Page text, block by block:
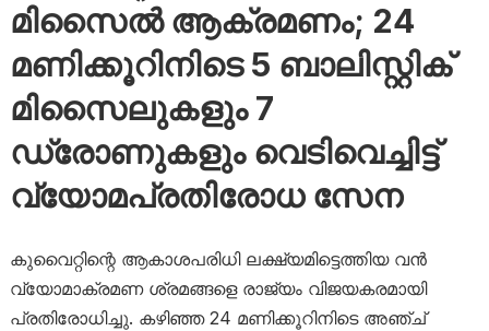
മിസൈൽ ആക്രമണം; 24
മണിക്കൂറിനിടെ 5 ബാലിസ്റ്റിക്
മിസൈലുകളും 7
ഡ്രോണുകളും വെടിവെച്ചിട്ട്
വ്യോമപ്രതിരോധ സേന
കുവൈറ്റിന്റെ ആകാശപരിധി ലക്ഷ്യമിട്ടെത്തിയ വൻ
വ്യോമാക്രമണ ശ്രമങ്ങളെ രാജ്യം വിജയകരമായി
പ്രതിരോധിച്ചു. കഴിഞ്ഞ 24 മണിക്കൂറിനിടെ അഞ്ച്